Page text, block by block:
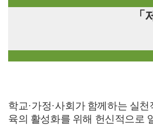
「
학교·가정·사회가 함께하는 실천
육의 활성화를 위해 헌신적으로